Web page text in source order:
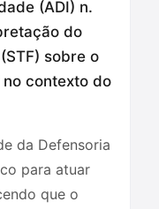
(ADI) n.
do
sobre o
contexto do
da Defensoria
para atuar
que o